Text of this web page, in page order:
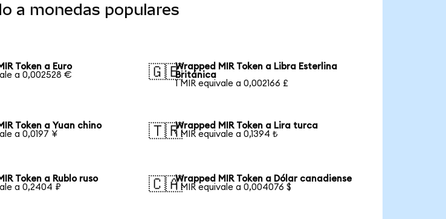
a monedas populares
Token a Euro
a 0,002528 €
🇬🇧Wrapped MIR Token a Libra Esterlina
Británica
1 MIR equivale a 0,002166 £
Token a Yuan chino
a 0,0197 ¥
🇹🇷Wrapped MIR Token a Lira turca
1 MIR equivale a 0,1394 ₺
Token a Rublo ruso
a 0,2404 ₽
🇨🇦Wrapped MIR Token a Dólar canadiense
1 MIR equivale a 0,004076 $